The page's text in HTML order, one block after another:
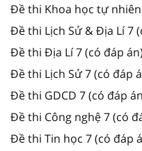
Đề thi Khoa học tự
Đề thi Lịch Sử & Địa Lí 7
Đề thi Địa Lí 7 (có đáp án)
Đề thi Lịch Sử 7 (có đáp
Đề thi GDCD 7 (có đáp
Đề thi Công nghệ 7 (có
Đề thi Tin học 7 (có đáp